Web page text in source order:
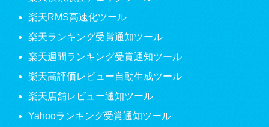
楽天RMS高速化ツール
楽天ランキング受賞通知ツール
楽天週間ランキング受賞通知ツール
楽天高評価レビュー自動生成ツール
楽天店舗レビュー通知ツール
Yahooランキング受賞通知ツール